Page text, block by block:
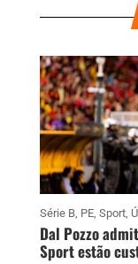
Série B, PE, Sport,
Dal Pozzo
Sport estão